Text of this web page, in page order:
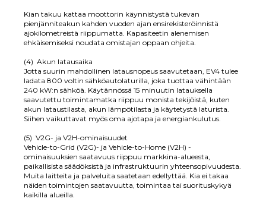
Kian takuu kattaa moottorin käynnistystä tukevan
pienjänniteakun kahden vuoden ajan ensirekisteröinnistä
ajokilometreistä riippumatta. Kapasiteetin alenemisen
ehkäisemiseksi noudata omistajan oppaan ohjeita.
(4) Akun latausaika
Jotta suurin mahdollinen latausnopeus saavutetaan, EV4 tulee
ladata 800 voltin sähköautolaturilla, joka tuottaa vähintään
240 kW:n sähköä. Käytännössä 15 minuutin latauksella
saavutettu toimintamatka riippuu monista tekijöistä, kuten
akun lataustilasta, akun lämpötilasta ja käytetystä laturista.
Siihen vaikuttavat myös oma ajotapa ja energiankulutus.
(5) V2G- ja V2H-ominaisuudet
Vehicle-to-Grid (V2G)- ja Vehicle-to-Home (V2H) -
ominaisuuksien saatavuus riippuu markkina-alueesta,
paikallisista säädöksistä ja infrastruktuurin yhteensopivuudesta.
Muita laitteita ja palveluita saatetaan edellyttää. Kia ei takaa
näiden toimintojen saatavuutta, toimintaa tai suorituskykyä
kaikilla alueilla.